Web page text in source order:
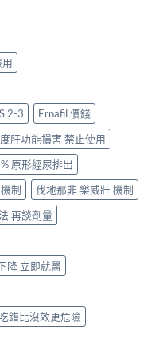
2-3
Ernafil 價錢
肝功能損害 禁止使用
原形經尿排出
制
伐地那非 樂威壯 機制
再談劑量
降 立即就醫
錯比沒效更危險